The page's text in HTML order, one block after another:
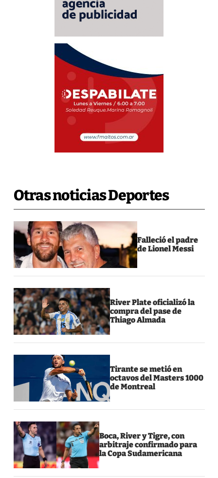
Otras noticias Deportes
Falleció el padre
de Lionel Messi
River Plate oficializó la
compra del pase de
Thiago Almada
Tirante se metió en
octavos del Masters 1000
de Montreal
Boca, River y Tigre, con
arbitraje confirmado para
la Copa Sudamericana